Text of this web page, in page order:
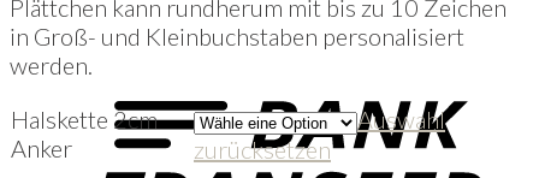
Plättchen kann rundherum mit bis zu 10 Zeichen
in Groß- und Kleinbuchstaben personalisiert
werden.
Halskette 2cm
Anker
Auswahl
zurücksetzen